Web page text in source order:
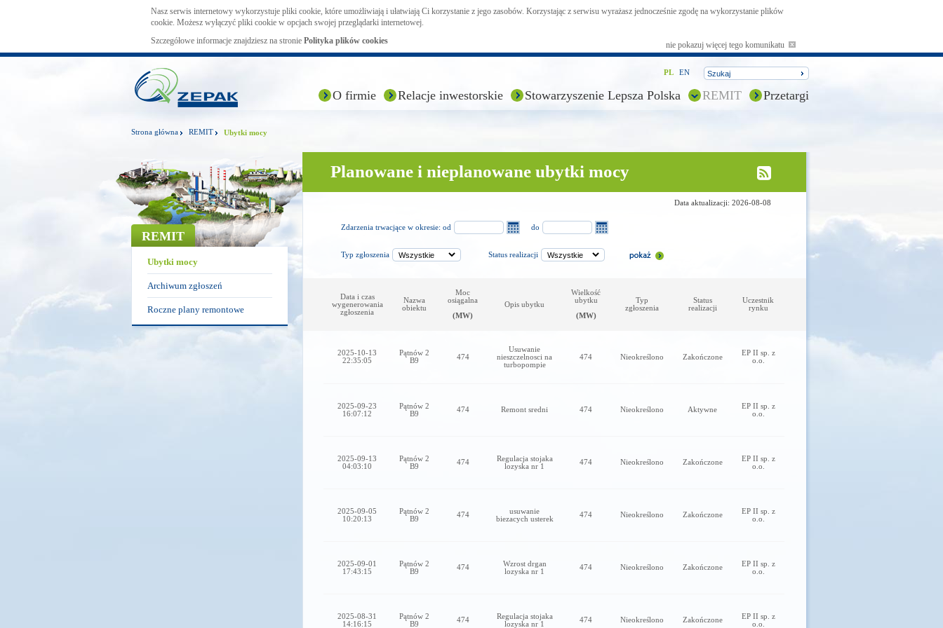
Nasz serwis internetowy wykorzystuje pliki cookie, które umożliwiają i ułatwiają Ci korzystanie z jego zasobów. Korzystając z serwisu wyrażasz jednocześnie zgodę na wykorzystanie plików
cookie. Możesz wyłączyć pliki cookie w opcjach swojej przeglądarki internetowej.
Szczegółowe informacje znajdziesz na stronie Polityka plików cookies nie pokazuj więcej tego komunikatu
PL EN
O firmie Relacje inwestorskie Stowarzyszenie Lepsza Polska REMIT Przetargi
Strona główna REMIT Ubytki mocy
REMIT
Ubytki mocy
Archiwum zgłoszeń
Roczne plany remontowe
Planowane i nieplanowane ubytki mocy
Data aktualizacji: 2026-08-08
Zdarzenia trwacjące w okresie: od do
Typ zgłoszenia Status realizacji
Data i czas
wygenerowania
zgłoszenia
Nazwa
obiektu
Moc
osiągalna
(MW)
Opis ubytku
Wielkość
ubytku
(MW)
Typ
zgłoszenia
Status
realizacji
Uczestnik
rynku
2025-10-13
22:35:05
Pątnów 2
B9
474
Usuwanie
nieszczelnosci na
turbopompie
474 Nieokreślono Zakończone
EP II sp. z
o.o.
2025-09-23
16:07:12
Pątnów 2
B9
474 Remont sredni 474 Nieokreślono Aktywne
EP II sp. z
o.o.
2025-09-13
04:03:10
Pątnów 2
B9
474
Regulacja stojaka
lozyska nr 1
474 Nieokreślono Zakończone
EP II sp. z
o.o.
2025-09-05
10:20:13
Pątnów 2
B9
474
usuwanie
biezacych usterek
474 Nieokreślono Zakończone
EP II sp. z
o.o.
2025-09-01
17:43:15
Pątnów 2
B9
474
Wzrost drgan
lozyska nr 1
474 Nieokreślono Zakończone
EP II sp. z
o.o.
2025-08-31
14:16:15
Pątnów 2
B9
474
Regulacja stojaka
lozyska nr 1
474 Nieokreślono Zakończone
EP II sp. z
o.o.